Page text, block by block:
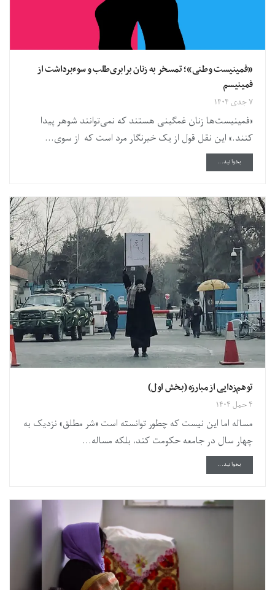
«فمینیست وطنی»؛ تمسخر به زنان برابری‌طلب و سوءبرداشت از
فمینیسم
۷ جدی ۱۴۰۴
«فمینیست‌ها زنان غمگینی هستند که نمی‌توانند شوهر پیدا
کنند.» این نقل قول از یک خبرنگار مرد است که از سوی...
بخوانید...
توهم‌زدایی از مبارزه (بخش اول)
۴ حمل ۱۴۰۴
مساله اما این نیست که چطور توانسته است «شر مطلق» نزدیک به
چهار سال در جامعه حکومت کند، بلکه مساله...
بخوانید...